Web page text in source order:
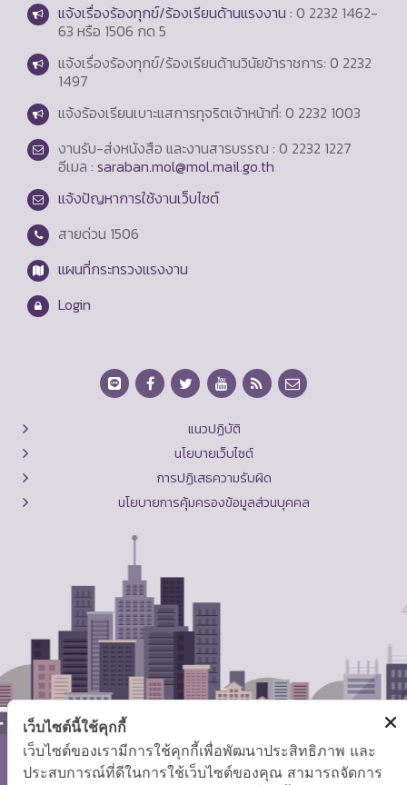
แจ้งเรื่องร้องทุกข์/ร้องเรียนด้านแรงงาน : 0 2232 1462-
63 หรือ 1506 กด 5
แจ้งเรื่องร้องทุกข์/ร้องเรียนด้านวินัยข้าราชการ: 0 2232
1497
แจ้งร้องเรียนเบาะแสการทุจริตเจ้าหน้าที่: 0 2232 1003
งานรับ-ส่งหนังสือ และงานสารบรรณ : 0 2232 1227
อีเมล : saraban.mol@mol.mail.go.th
แจ้งปัญหาการใช้งานเว็บไซต์
สายด่วน 1506
แผนที่กระทรวงแรงงาน
Login
แนวปฏิบัติ
นโยบายเว็บไซต์
การปฏิเสธความรับผิด
นโยบายการคุ้มครองข้อมูลส่วนบุคคล
สงวนลิขสิทธิ์ © 2569 กระทรวงแรงงาน
เว็บไซต์นี้ใช้คุกกี้
เว็บไซต์ของเรามีการใช้คุกกี้เพื่อพัฒนาประสิทธิภาพ และ
ประสบการณ์ที่ดีในการใช้เว็บไซต์ของคุณ สามารถจัดการ